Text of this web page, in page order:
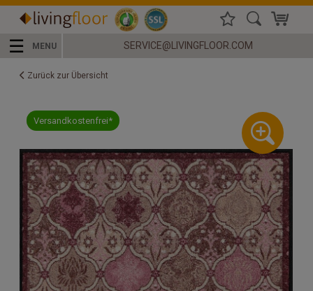
☰ MENU SERVICE@LIVINGFLOOR.COM
Zurück zur Übersicht
Versandkostenfrei*